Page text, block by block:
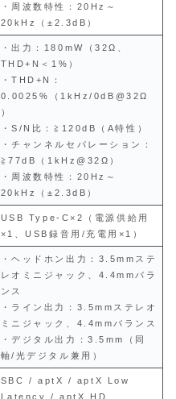
・周波数特性：20Hz～
20kHz（±2.3dB）
・出力：180mW（32Ω、
THD+N＜1%）
・THD+N：
0.0025%（1kHz/0dB@32Ω
）
・S/N比：≧120dB（A特性）
・チャンネルセパレーション：
≧77dB（1kHz@32Ω）
・周波数特性：20Hz～
20kHz（±2.3dB）
USB Type-C×2（電源供給用
×1、USB録音用/充電用×1）
・ヘッドホン出力：3.5mmステ
レオミニジャック、4.4mmバラ
ンス
・ライン出力：3.5mmステレオ
ミニジャック、4.4mmバランス
・デジタル出力：3.5mm（同
軸/光デジタル兼用）
SBC / aptX / aptX Low
Latency / aptX HD